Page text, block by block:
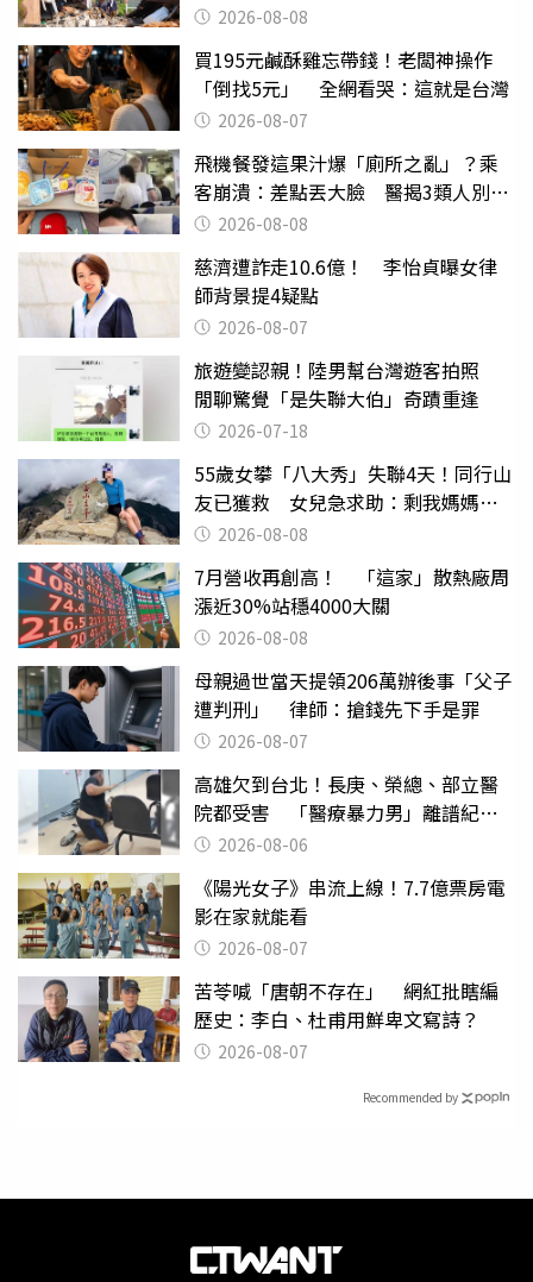
2026-08-08
買195元鹹酥雞忘帶錢！老闆神操作
「倒找5元」 全網看哭：這就是台灣
2026-08-07
飛機餐發這果汁爆「廁所之亂」？乘
客崩潰：差點丟大臉 醫揭3類人別亂
喝 2026-08-08
慈濟遭詐走10.6億！ 李怡貞曝女律
師背景提4疑點
2026-08-07
旅遊變認親！陸男幫台灣遊客拍照
閒聊驚覺「是失聯大伯」奇蹟重逢
2026-07-18
55歲女攀「八大秀」失聯4天！同行山
友已獲救 女兒急求助：剩我媽媽還
沒找到
2026-08-08
7月營收再創高！ 「這家」散熱廠周
漲近30%站穩4000大關
2026-08-08
母親過世當天提領206萬辦後事「父子
遭判刑」 律師：搶錢先下手是罪
2026-08-07
高雄欠到台北！長庚、榮總、部立醫
院都受害 「醫療暴力男」離譜紀錄
曝光2026-08-06
《陽光女子》串流上線！7.7億票房電
影在家就能看
2026-08-07
苦苓喊「唐朝不存在」 網紅批瞎編
歷史：李白、杜甫用鮮卑文寫詩？
2026-08-07
Recommended by